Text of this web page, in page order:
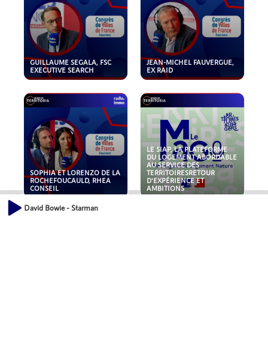
GUILLAUME SEGALA, FSC
EXECUTIVE SEARCH
JEAN-MICHEL FAUVERGUE,
EX RAID
SOPHIA ET LORENZO DE LA
ROCHEFOUCAULD, RHEA
CONSEIL
LE SIAP, LA PLATEFORME
DU LOGEMENT ABORDABLE
AU SERVICE DES
TERRITOIRESRETOUR
D'EXPÉRIENCE ET
AMBITIONS
David Bowie - Starman